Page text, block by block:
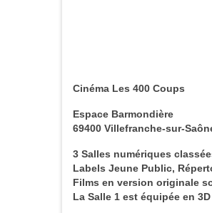
Cinéma Les 400 Coups
Espace Barmondière
69400 Villefranche-sur-
3 Salles numériques
Labels Jeune Public,
Films en version originale
La Salle 1 est équipée en